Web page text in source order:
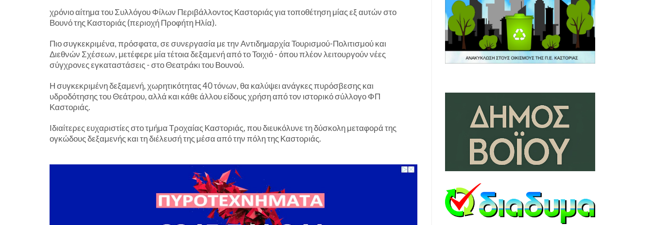
χρόνιο αίτημα του Συλλόγου Φίλων Περιβάλλοντος Καστοριάς για τοποθέτηση μίας εξ αυτών στο
Βουνό της Καστοριάς (περιοχή Προφήτη Ηλία).
Πιο συγκεκριμένα, πρόσφατα, σε συνεργασία με την Αντιδημαρχία Τουρισμού-Πολιτισμού και
Διεθνών Σχέσεων, μετέφερε μία τέτοια δεξαμενή από το Τοιχιό - όπου πλέον λειτουργούν νέες
σύγχρονες εγκαταστάσεις - στο Θεατράκι του Βουνού.
Η συγκεκριμένη δεξαμενή, χωρητικότητας 40 τόνων, θα καλύψει ανάγκες πυρόσβεσης και
υδροδότησης του Θεάτρου, αλλά και κάθε άλλου είδους χρήση από τον ιστορικό σύλλογο ΦΠ
Καστοριάς.
Ιδιαίτερες ευχαριστίες στο τμήμα Τροχαίας Καστοριάς, που διευκόλυνε τη δύσκολη μεταφορά της
ογκώδους δεξαμενής και τη διέλευσή της μέσα από την πόλη της Καστοριάς.